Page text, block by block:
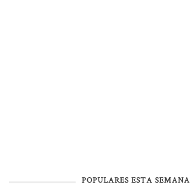
POPULARES ESTA SEMANA